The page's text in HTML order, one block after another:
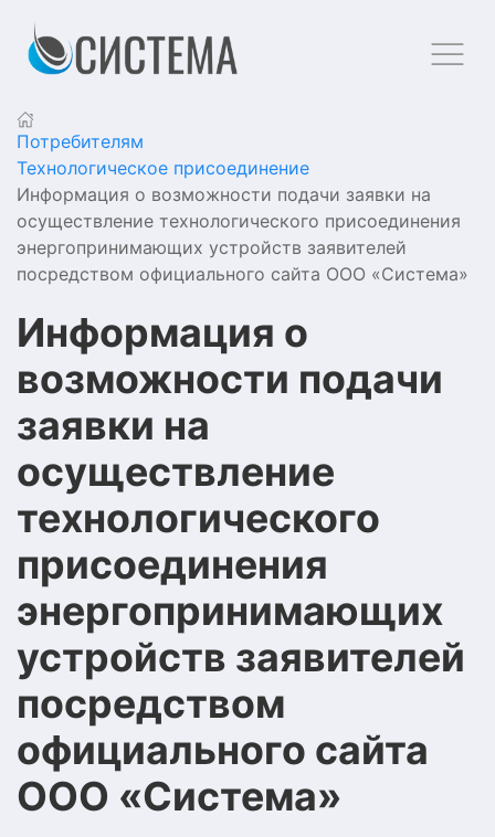
Потребителям
Технологическое присоединение
Информация о возможности подачи заявки на
осуществление технологического присоединения
энергопринимающих устройств заявителей
посредством официального сайта ООО «Система»
Информация о
возможности подачи
заявки на
осуществление
технологического
присоединения
энергопринимающих
устройств заявителей
посредством
официального сайта
ООО «Система»